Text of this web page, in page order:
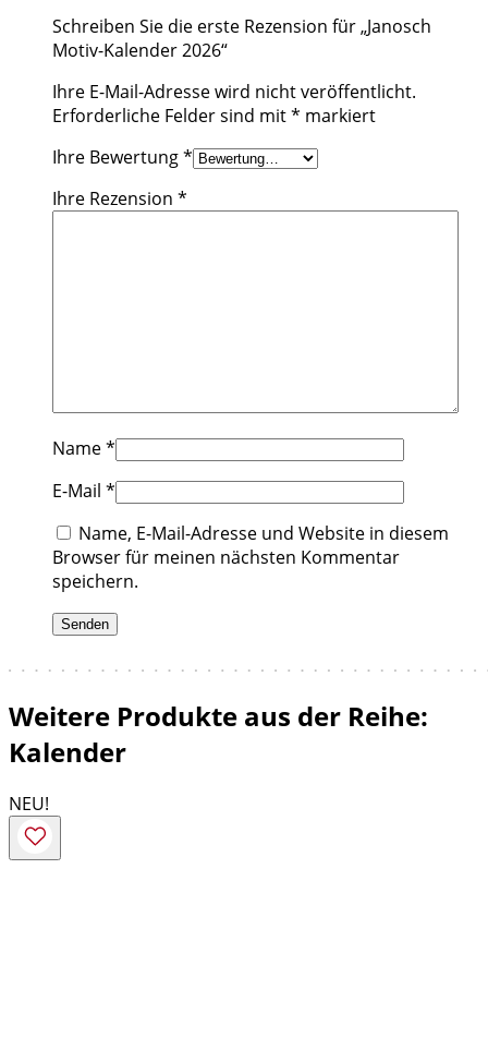
Schreiben Sie die erste Rezension für „Janosch
Motiv-Kalender 2026“
Ihre E-Mail-Adresse wird nicht veröffentlicht.
Erforderliche Felder sind mit* markiert
Ihre Bewertung*
Ihre Rezension *
Name*
E-Mail *
Name, E-Mail-Adresse und Website in diesem
Browser für meinen nächsten Kommentar
speichern.
Weitere Produkte aus der Reihe:
Kalender
NEU!